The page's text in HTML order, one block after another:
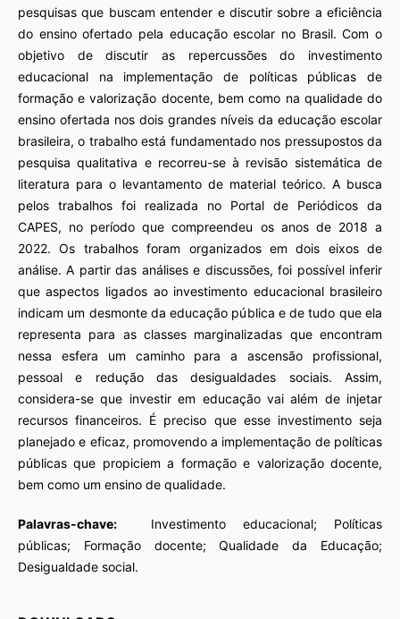
pesquisas que buscam entender e discutir sobre a eficiência
do ensino ofertado pela educação escolar no Brasil. Com o
objetivo de discutir as repercussões do investimento
educacional na implementação de políticas públicas de
formação e valorização docente, bem como na qualidade do
ensino ofertada nos dois grandes níveis da educação escolar
brasileira, o trabalho está fundamentado nos pressupostos da
pesquisa qualitativa e recorreu-se à revisão sistemática de
literatura para o levantamento de material teórico. A busca
pelos trabalhos foi realizada no Portal de Periódicos da
CAPES, no período que compreendeu os anos de 2018 a
2022. Os trabalhos foram organizados em dois eixos de
análise. A partir das análises e discussões, foi possível inferir
que aspectos ligados ao investimento educacional brasileiro
indicam um desmonte da educação pública e de tudo que ela
representa para as classes marginalizadas que encontram
nessa esfera um caminho para a ascensão profissional,
pessoal e redução das desigualdades sociais. Assim,
considera-se que investir em educação vai além de injetar
recursos financeiros. É preciso que esse investimento seja
planejado e eficaz, promovendo a implementação de políticas
públicas que propiciem a formação e valorização docente,
bem como um ensino de qualidade.
Palavras-chave:
Investimento educacional; Políticas
públicas; Formação docente; Qualidade da Educação;
Desigualdade social.